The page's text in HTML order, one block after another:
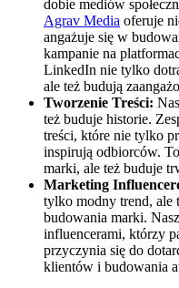
dobie mediów
Agrav Media oferuje
angażuje się w
kampanie na
LinkedIn nie tylko
ale też budują
Tworzenie Treści:
też buduje historie.
treści, które nie tylko
inspirują odbiorców.
marki, ale też buduje
Marketing
tylko modny trend, ale
budowania marki.
influencerami, którzy
przyczynia się do
klientów i budowania